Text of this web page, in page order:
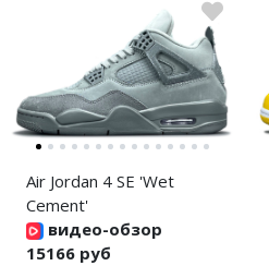
Air Jordan 4 SE 'Wet
Cement'
видео-обзор
15166 руб